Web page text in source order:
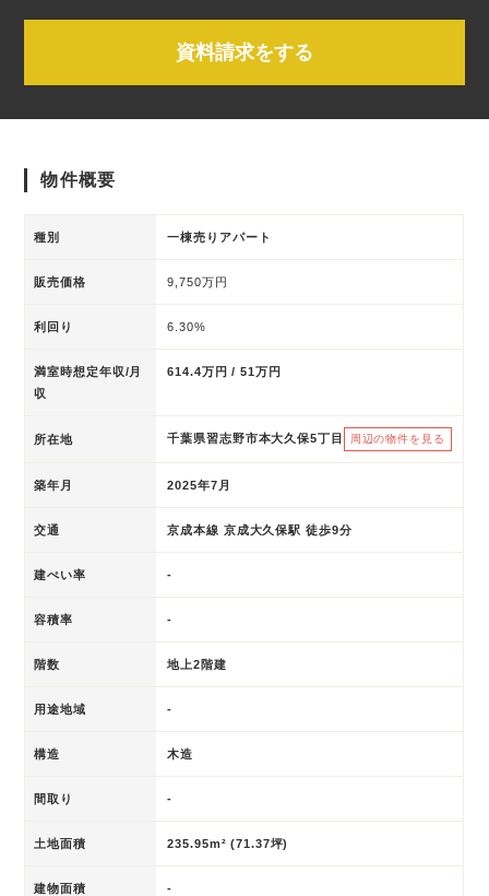
資料請求をする
物件概要
種別 一棟売りアパート
販売価格 9,750万円
利回り 6.30%
満室時想定年収/月
収
614.4万円 / 51万円
所在地 千葉県習志野市本大久保5丁目 周辺の物件を見る
築年月 2025年7月
交通 京成本線 京成大久保駅 徒歩9分
建ぺい率 -
容積率 -
階数 地上2階建
用途地域 -
構造 木造
間取り -
土地面積 235.95m² (71.37坪)
建物面積 -